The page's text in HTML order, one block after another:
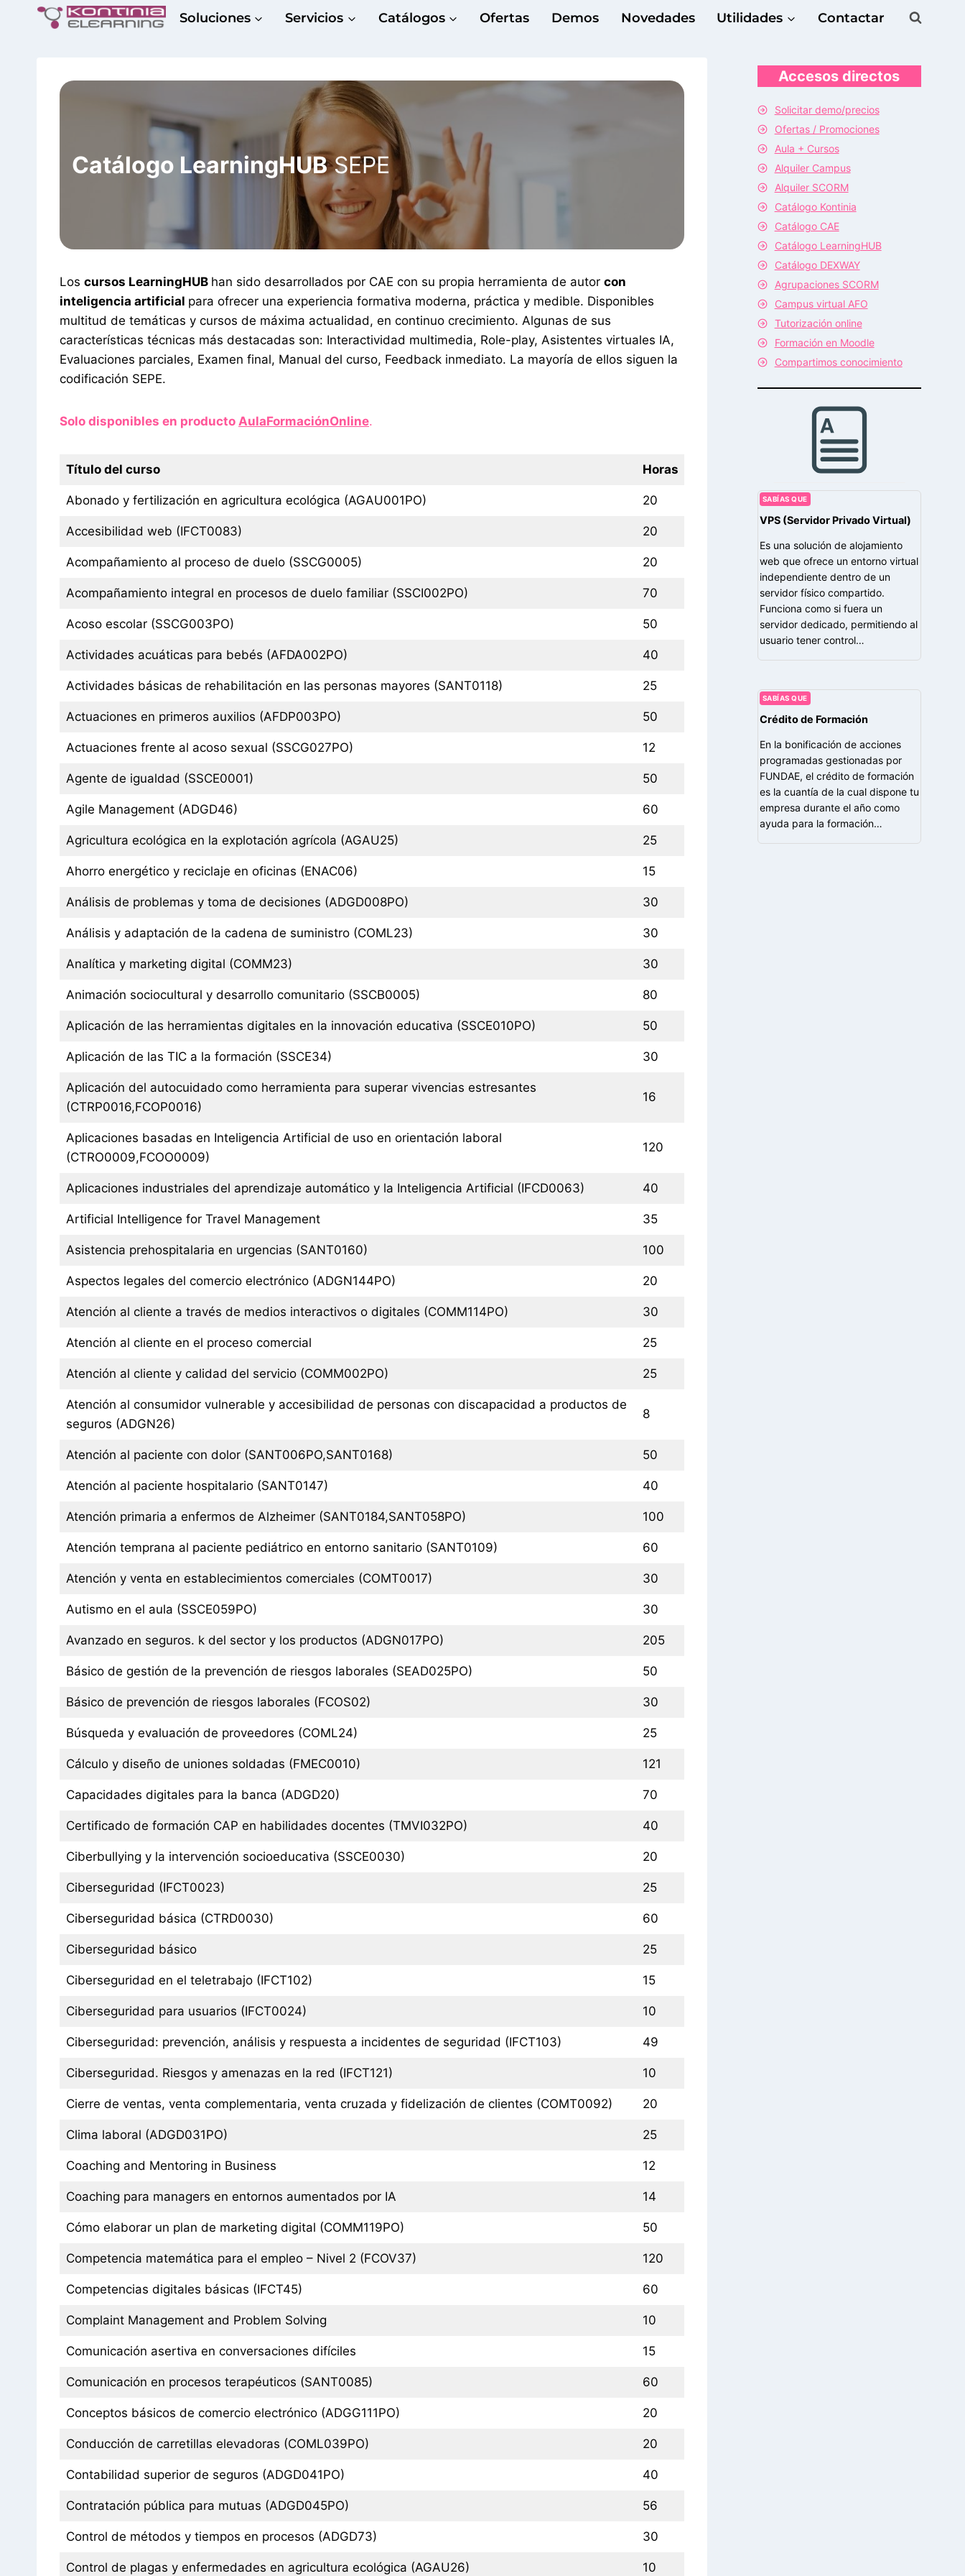
Soluciones Servicios Catálogos Ofertas Demos Novedades Utilidades Contactar
Catálogo LearningHUBSEPE
Los cursos LearningHUB han sido desarrollados por CAE con su propia herramienta de autor con
inteligencia artificial para ofrecer una experiencia formativa moderna, práctica y medible. Disponibles
multitud de temáticas y cursos de máxima actualidad, en continuo crecimiento. Algunas de sus
características técnicas más destacadas son: Interactividad multimedia, Role-play, Asistentes virtuales IA,
Evaluaciones parciales, Examen final, Manual del curso, Feedback inmediato. La mayoría de ellos siguen la
codificación SEPE.
Solo disponibles en producto AulaFormaciónOnline.
Título del curso Horas
Abonado y fertilización en agricultura ecológica (AGAU001PO) 20
Accesibilidad web (IFCT0083) 20
Acompañamiento al proceso de duelo (SSCG0005) 20
Acompañamiento integral en procesos de duelo familiar (SSCI002PO) 70
Acoso escolar (SSCG003PO) 50
Actividades acuáticas para bebés (AFDA002PO) 40
Actividades básicas de rehabilitación en las personas mayores (SANT0118) 25
Actuaciones en primeros auxilios (AFDP003PO) 50
Actuaciones frente al acoso sexual (SSCG027PO) 12
Agente de igualdad (SSCE0001) 50
Agile Management (ADGD46) 60
Agricultura ecológica en la explotación agrícola (AGAU25) 25
Ahorro energético y reciclaje en oficinas (ENAC06) 15
Análisis de problemas y toma de decisiones (ADGD008PO) 30
Análisis y adaptación de la cadena de suministro (COML23) 30
Analítica y marketing digital (COMM23) 30
Animación sociocultural y desarrollo comunitario (SSCB0005) 80
Aplicación de las herramientas digitales en la innovación educativa (SSCE010PO) 50
Aplicación de las TIC a la formación (SSCE34) 30
Aplicación del autocuidado como herramienta para superar vivencias estresantes
(CTRP0016,FCOP0016)
16
Aplicaciones basadas en Inteligencia Artificial de uso en orientación laboral
(CTRO0009,FCOO0009)
120
Aplicaciones industriales del aprendizaje automático y la Inteligencia Artificial (IFCD0063) 40
Artificial Intelligence for Travel Management 35
Asistencia prehospitalaria en urgencias (SANT0160) 100
Aspectos legales del comercio electrónico (ADGN144PO) 20
Atención al cliente a través de medios interactivos o digitales (COMM114PO) 30
Atención al cliente en el proceso comercial 25
Atención al cliente y calidad del servicio (COMM002PO) 25
Atención al consumidor vulnerable y accesibilidad de personas con discapacidad a productos de
seguros (ADGN26)
8
Atención al paciente con dolor (SANT006PO,SANT0168) 50
Atención al paciente hospitalario (SANT0147) 40
Atención primaria a enfermos de Alzheimer (SANT0184,SANT058PO) 100
Atención temprana al paciente pediátrico en entorno sanitario (SANT0109) 60
Atención y venta en establecimientos comerciales (COMT0017) 30
Autismo en el aula (SSCE059PO) 30
Avanzado en seguros. k del sector y los productos (ADGN017PO) 205
Básico de gestión de la prevención de riesgos laborales (SEAD025PO) 50
Básico de prevención de riesgos laborales (FCOS02) 30
Búsqueda y evaluación de proveedores (COML24) 25
Cálculo y diseño de uniones soldadas (FMEC0010) 121
Capacidades digitales para la banca (ADGD20) 70
Certificado de formación CAP en habilidades docentes (TMVI032PO) 40
Ciberbullying y la intervención socioeducativa (SSCE0030) 20
Ciberseguridad (IFCT0023) 25
Ciberseguridad básica (CTRD0030) 60
Ciberseguridad básico 25
Ciberseguridad en el teletrabajo (IFCT102) 15
Ciberseguridad para usuarios (IFCT0024) 10
Ciberseguridad: prevención, análisis y respuesta a incidentes de seguridad (IFCT103) 49
Ciberseguridad. Riesgos y amenazas en la red (IFCT121) 10
Cierre de ventas, venta complementaria, venta cruzada y fidelización de clientes (COMT0092) 20
Clima laboral (ADGD031PO) 25
Coaching and Mentoring in Business 12
Coaching para managers en entornos aumentados por IA 14
Cómo elaborar un plan de marketing digital (COMM119PO) 50
Competencia matemática para el empleo – Nivel 2 (FCOV37) 120
Competencias digitales básicas (IFCT45) 60
Complaint Management and Problem Solving 10
Comunicación asertiva en conversaciones difíciles 15
Comunicación en procesos terapéuticos (SANT0085) 60
Conceptos básicos de comercio electrónico (ADGG111PO) 20
Conducción de carretillas elevadoras (COML039PO) 20
Contabilidad superior de seguros (ADGD041PO) 40
Contratación pública para mutuas (ADGD045PO) 56
Control de métodos y tiempos en procesos (ADGD73) 30
Control de plagas y enfermedades en agricultura ecológica (AGAU26) 10
Accesos directos
Solicitar demo/precios
Ofertas / Promociones
Aula + Cursos
Alquiler Campus
Alquiler SCORM
Catálogo Kontinia
Catálogo CAE
Catálogo LearningHUB
Catálogo DEXWAY
Agrupaciones SCORM
Campus virtual AFO
Tutorización online
Formación en Moodle
Compartimos conocimiento
SABÍAS QUE
VPS (Servidor Privado Virtual)
Es una solución de alojamiento
web que ofrece un entorno virtual
independiente dentro de un
servidor físico compartido.
Funciona como si fuera un
servidor dedicado, permitiendo al
usuario tener control…
SABÍAS QUE
Crédito de Formación
En la bonificación de acciones
programadas gestionadas por
FUNDAE, el crédito de formación
es la cuantía de la cual dispone tu
empresa durante el año como
ayuda para la formación…